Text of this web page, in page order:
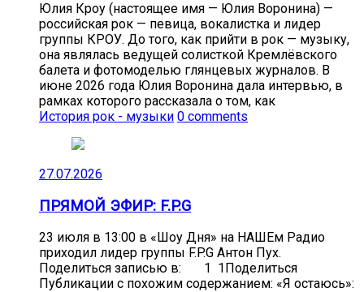
Юлия Кроу (настоящее имя — Юлия Воронина) —
российская рок — певица, вокалистка и лидер
группы КРОУ. До того, как прийти в рок — музыку,
она являлась ведущей солисткой Кремлёвского
балета и фотомоделью глянцевых журналов. В
июне 2026 года Юлия Воронина дала интервью, в
рамках которого рассказала о том, как
История рок - музыки 0 comments
27.07.2026
ПРЯМОЙ ЭФИР: F.P.G
23 июля в 13:00 в «Шоу Дня» на НАШЕм Радио
приходил лидер группы F.P.G Антон Пух.
Поделиться записью в: 1 1Поделиться
Публикации с похожим содержанием: «Я остаюсь»: